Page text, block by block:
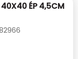
40X40 ÉP 4,5CM